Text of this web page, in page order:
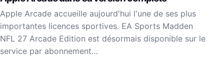
Apple Arcade accueille aujourd'hui l'une de ses plus
importantes licences sportives. EA Sports Madden
NFL 27 Arcade Edition est désormais disponible sur le
service par abonnement…